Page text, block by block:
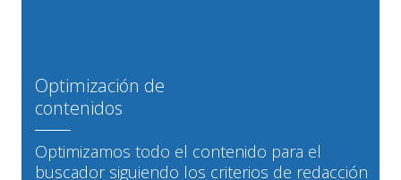
Optimización de
contenidos
Optimizamos todo el contenido para el
buscador siguiendo los criterios de redacción